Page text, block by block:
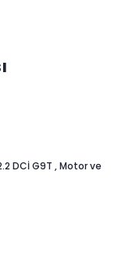
DCİ G9T ,Motor ve